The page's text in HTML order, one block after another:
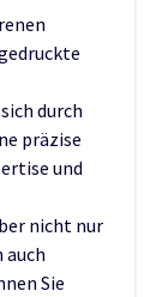
durch
präzise
und
nicht nur
auch
Sie